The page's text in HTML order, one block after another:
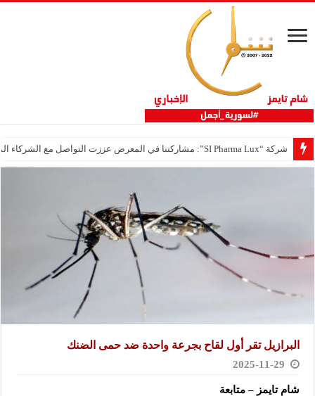
شركة “SI Pharma Lux”: مشاركتنا في المعرض عززت التواصل مع الشركاء المحليين والدوليين
البرازيل تقر أول لقاح بجرعة واحدة ضد حمى الضنك
2025-11-29
شام تايمز – متابعة